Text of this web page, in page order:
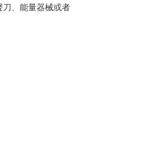
、能量器械或者